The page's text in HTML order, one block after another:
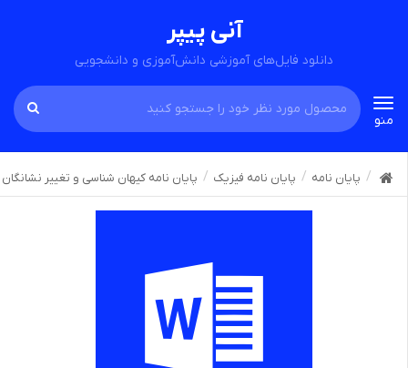
آنی پیپر
دانلود فایل‌های آموزشی دانش‌آموزی و دانشجویی
Toggle
navigation
منو
پایان نامه پایان نامه فیزیک پایان نامه کیهان شناسی و تغییر